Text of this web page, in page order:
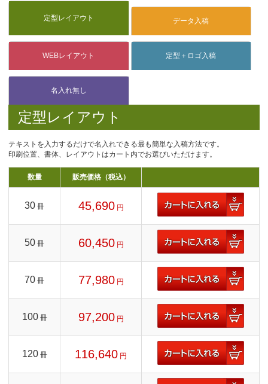
定型レイアウト
テキストを入力するだけで名入れできる最も簡単な入稿方法です。
印刷位置、書体、レイアウトはカート内でお選びいただけます。
数量 販売価格（税込）
30 冊 45,690 円
50 冊 60,450 円
70 冊 77,980 円
100 冊 97,200 円
120 冊 116,640 円